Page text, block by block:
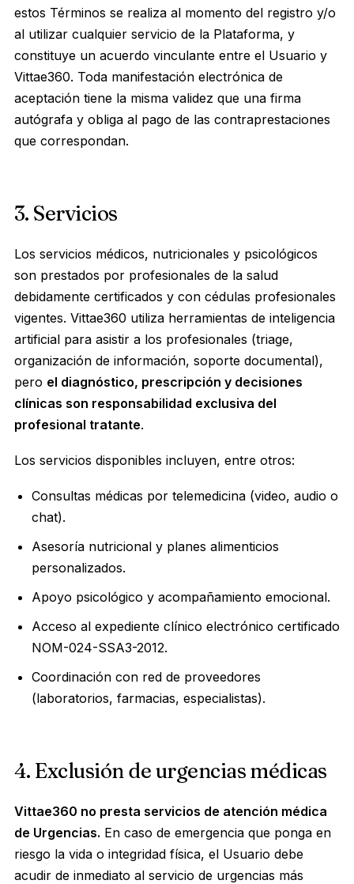
estos Términos se realiza al momento del registro y/o
al utilizar cualquier servicio de la Plataforma, y
constituye un acuerdo vinculante entre el Usuario y
Vittae360. Toda manifestación electrónica de
aceptación tiene la misma validez que una firma
autógrafa y obliga al pago de las contraprestaciones
que correspondan.
3. Servicios
Los servicios médicos, nutricionales y psicológicos
son prestados por profesionales de la salud
debidamente certificados y con cédulas profesionales
vigentes. Vittae360 utiliza herramientas de inteligencia
artificial para asistir a los profesionales (triage,
organización de información, soporte documental),
pero el diagnóstico, prescripción y decisiones
clínicas son responsabilidad exclusiva del
profesional tratante.
Los servicios disponibles incluyen, entre otros:
Consultas médicas por telemedicina (video, audio o
chat).
Asesoría nutricional y planes alimenticios
personalizados.
Apoyo psicológico y acompañamiento emocional.
Acceso al expediente clínico electrónico certificado
NOM-024-SSA3-2012.
Coordinación con red de proveedores
(laboratorios, farmacias, especialistas).
4. Exclusión de urgencias médicas
Vittae360 no presta servicios de atención médica
de Urgencias. En caso de emergencia que ponga en
riesgo la vida o integridad física, el Usuario debe
acudir de inmediato al servicio de urgencias más